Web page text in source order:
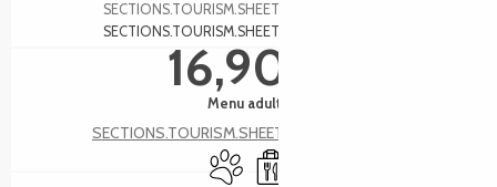
SECTIONS.TOURISM.SHEET.PERIODS.DETAILS
SECTIONS.TOURISM.SHEET.TARIFFS.FROMTO
16,90 €
Menu adulte
SECTIONS.TOURISM.SHEET.TARIFFS.SEE_ALL
Animaux acceptés
Vente à emporter